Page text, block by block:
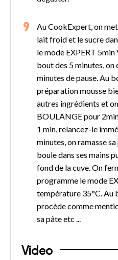
Au CookExpert, on
lait froid et le sucre
le mode EXPERT
bout des 5 minutes,
minutes de pause. Au
préparation mousse
autres ingrédients et
BOULANGE pour
1 min, relancez-le
minutes, on ramasse
boule dans ses mains
fond de la cuve. On
programme le mode
température 35°C. Au
procède comme
sa pâte etc ...
Video